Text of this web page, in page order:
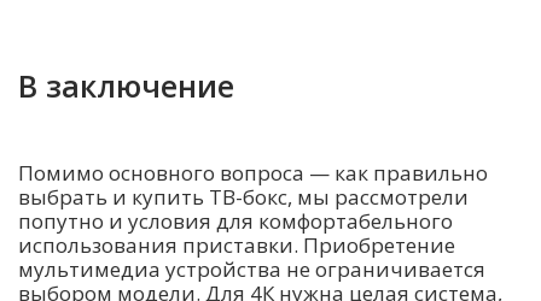
В заключение
Помимо основного вопроса — как правильно
выбрать и купить ТВ-бокс, мы рассмотрели
попутно и условия для комфортабельного
использования приставки. Приобретение
мультимедиа устройства не ограничивается
выбором модели. Для 4К нужна целая система,